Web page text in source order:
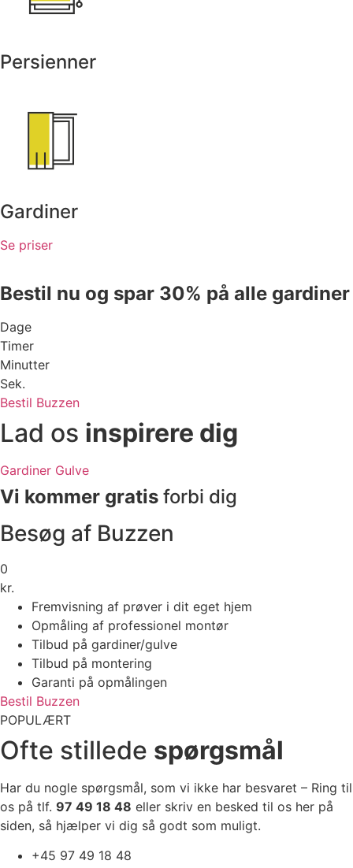
Persienner
Gardiner
Se priser
Bestil nu og spar 30% på alle gardiner
Dage
Timer
Minutter
Sek.
Bestil Buzzen
Lad os inspirere dig
Gardiner Gulve
Vi kommer gratis forbi dig
Besøg af Buzzen
0
kr.
Fremvisning af prøver i dit eget hjem
Opmåling af professionel montør
Tilbud på gardiner/gulve
Tilbud på montering
Garanti på opmålingen
Bestil Buzzen
POPULÆRT
Ofte stillede spørgsmål
Har du nogle spørgsmål, som vi ikke har besvaret – Ring til
os på tlf. 97 49 18 48 eller skriv en besked til os her på
siden, så hjælper vi dig så godt som muligt.
+45 97 49 18 48